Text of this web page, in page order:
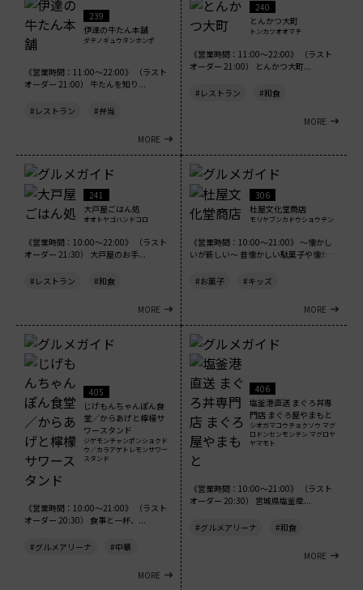
239
伊達の牛たん本舗
ダテノギュウタンホンポ
《営業時間：11:00～22:00》 （ラスト
オーダー 21:00） 牛たんを知り...
#レストラン #弁当
MORE
240
とんかつ大町
トンカツオオマチ
《営業時間：11:00～22:00》 （ラスト
オーダー 21:00） とんかつ大町...
#レストラン #和食
MORE
241
大戸屋ごはん処
オオトヤゴハンドコロ
《営業時間：10:00～22:00》 （ラスト
オーダー 21:30） 大戸屋のお手...
#レストラン #和食
MORE
306
杜屋文化堂商店
モリヤブンカドウショウテン
《営業時間：10:00～21:00》 ～懐かし
いが新しい～ 昔懐かしい駄菓子や懐か...
#お菓子 #キッズ
MORE
405
じげもんちゃんぽん食
堂／からあげと檸檬サ
ワースタンド
ジゲモンチャンポンショクド
ウ／カラアゲトレモンサワー
スタンド
《営業時間：10:00～21:00》 （ラスト
オーダー 20:30） 食事と一杯、...
#グルメアリーナ #中華
MORE
406
塩釜港直送 まぐろ丼専
門店 まぐろ屋やまもと
シオガマコウチョクソウ マグ
ロドンセンモンテン マグロヤ
ヤマモト
《営業時間：10:00～21:00》 （ラスト
オーダー 20:30） 宮城県塩釜産...
#グルメアリーナ #和食
MORE